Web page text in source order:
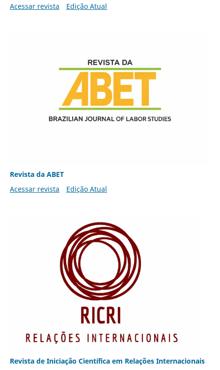
Acessar revista Edição Atual
Revista da ABET
Acessar revista
Edição Atual
Revista de Iniciação Científica em Relações Internacionais